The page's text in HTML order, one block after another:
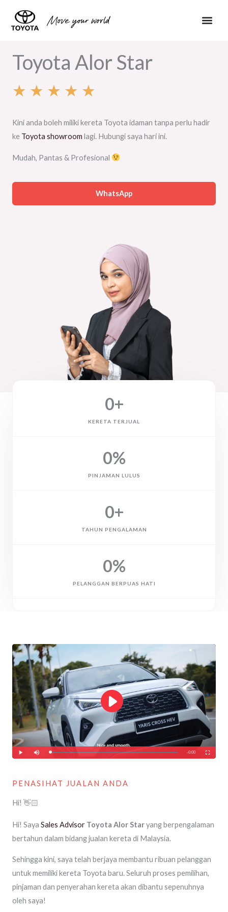
Toyota Alor Star
★ ★ ★ ★ ★
5
out
of
Kini anda boleh miliki kereta Toyota idaman tanpa perlu hadir
ke Toyota showroom lagi. Hubungi saya hari ini.
Mudah, Pantas & Profesional
WhatsApp
KERETA TERJUAL
0+
PINJAMAN LULUS
0%
TAHUN PENGALAMAN
0+
PELANGGAN BERPUAS HATI
0%
PENASIHAT JUALAN ANDA
Hi! 👋🏻
Hi! Saya Sales Advisor Toyota Alor Staryang berpengalaman
bertahun dalam bidang jualan kereta di Malaysia.
Sehingga kini, saya telah berjaya membantu ribuan pelanggan
untuk memiliki kereta Toyota baru. Seluruh proses pemilihan,
pinjaman dan penyerahan kereta akan dibantu sepenuhnya
oleh saya!